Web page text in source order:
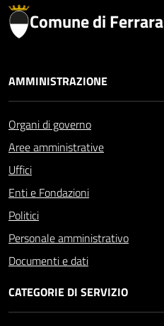
Comune di Ferrara
AMMINISTRAZIONE
Organi di governo
Aree amministrative
Uffici
Enti e Fondazioni
Politici
Personale amministrativo
Documenti e dati
CATEGORIE DI SERVIZIO